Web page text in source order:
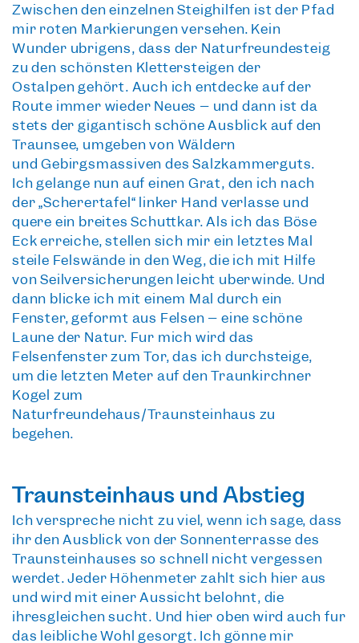
Zwischen den einzelnen Steighilfen ist der Pfad
mir roten Markierungen versehen. Kein
Wunder übrigens, dass der Naturfreundesteig
zu den schönsten Klettersteigen der
Ostalpengehört. Auch ich entdecke auf der
Route immer wieder Neues – und dann ist da
stets der gigantisch schöneAusblick auf den
Traunsee, umgeben von Wäldern
undGebirgsmassiven des Salzkammerguts.
Ich gelange nun auf einen Grat, den ich nach
der „Scherertafel“ linker Hand verlasse und
quere ein breites Schuttkar. Als ich das Böse
Eck erreiche, stellen sich mir ein letztes Mal
steile Felswände in den Weg, die ich mit Hilfe
von Seilversicherungen leicht überwinde. Und
dann blicke ich mit einem Mal durch ein
Fenster, geformt aus Felsen – eine schöne
Laune der Natur. Für mich wird das
Felsenfenster zum Tor, das ich durchsteige,
um die letzten Meter auf denTraunkirchner
Kogel zum
Naturfreundehaus/Traunsteinhaus zu
begehen.
Traunsteinhaus und Abstieg
Ich verspreche nicht zu viel, wenn ich sage, dass
ihr denAusblick von der Sonnenterrasse des
Traunsteinhauses so schnell nicht vergessen
werdet. Jeder Höhenmeter zahlt sich hier aus
und wird mit einer Aussicht belohnt, die
ihresgleichen sucht. Und hier oben wird auch für
das leibliche Wohl gesorgt. Ich gönne mir